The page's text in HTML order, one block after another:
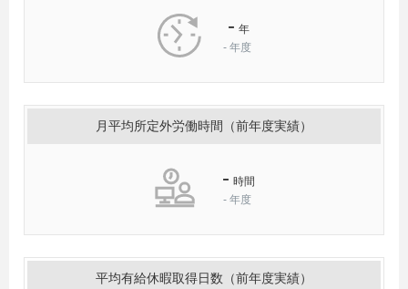
- 年
- 年度
月平均所定外労働時間（前年度実績）
- 時間
- 年度
平均有給休暇取得日数（前年度実績）